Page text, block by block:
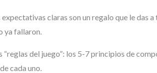
claras son un regalo que le das
ya fallaron.
“reglas del juego”: los 5-7 principios de
cada uno.